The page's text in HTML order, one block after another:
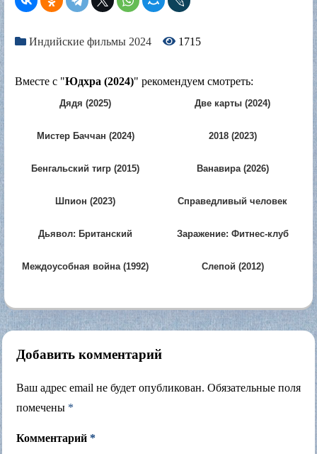
Индийские фильмы 2024 1715
Вместе с "Юдхра (2024)" рекомендуем смотреть:
Дядя (2025) Две карты (2024)
Мистер Баччан (2024) 2018 (2023)
Бенгальский тигр (2015) Ванавира (2026)
Шпион (2023)
Справедливый человек
Дьявол: Британский
Заражение: Фитнес-клуб
Междоусобная война (1992) Слепой (2012)
Добавить комментарий
Ваш адрес email не будет опубликован. Обязательные поля
помечены *
Комментарий *